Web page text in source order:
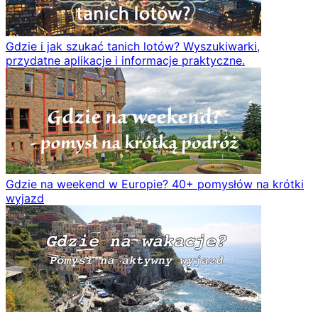
Gdzie i jak szukać tanich lotów? Wyszukiwarki,
przydatne aplikacje i informacje praktyczne.
Gdzie na weekend w Europie? 40+ pomysłów na krótki
wyjazd